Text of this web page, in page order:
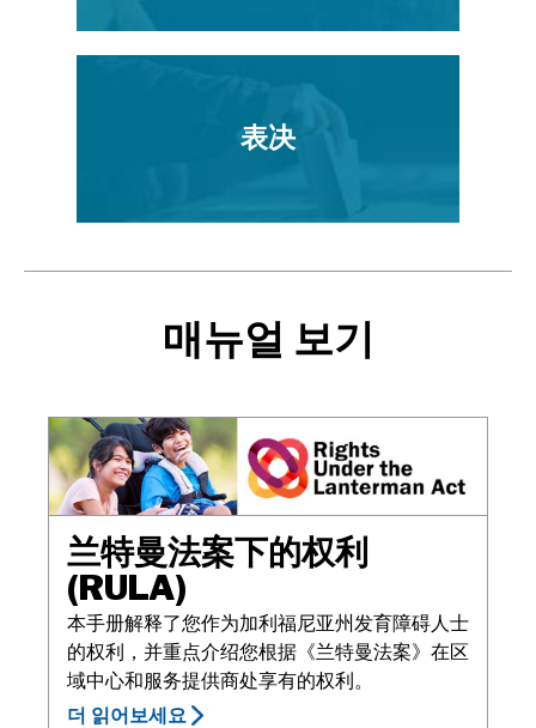
表决
매뉴얼 보기
兰特曼法案下的权利
(RULA)
本手册解释了您作为加利福尼亚州发育障碍人士
的权利，并重点介绍您根据《兰特曼法案》在区
域中心和服务提供商处享有的权利。
더 읽어보세요